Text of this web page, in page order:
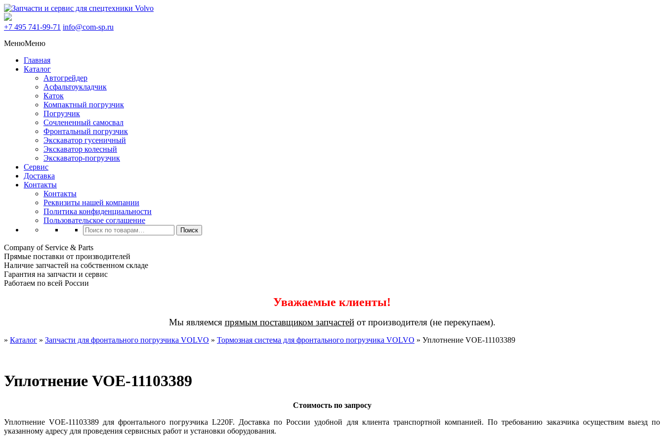
+7 495 741-99-71 info@com-sp.ru
МенюМеню
Главная
Каталог
Автогрейдер
Асфальтоукладчик
Каток
Компактный погрузчик
Погрузчик
Сочлененный самосвал
Фронтальный погрузчик
Экскаватор гусеничный
Экскаватор колесный
Экскаватор-погрузчик
Сервис
Доставка
Контакты
Контакты
Реквизиты нашей компании
Политика конфиденциальности
Пользовательское соглашение
Искать:
Поиск
Company of Service & Parts
Прямые поставки от производителей
Наличие запчастей на собственном складе
Гарантия на запчасти и сервис
Работаем по всей России
Уважаемые клиенты!
Мы являемся прямым поставщиком запчастейот производителя (не перекупаем).
» Каталог » Запчасти для фронтального погрузчика VOLVO » Тормозная система для фронтального погрузчика VOLVO » Уплотнение VOE-11103389
Уплотнение VOE-11103389
Стоимость по запросу
Уплотнение VOE-11103389 для фронтального погрузчика L220F. Доставка по России удобной для клиента транспортной компанией. По требованию заказчика осуществим выезд по
указанному адресу для проведения сервисных работ и установки оборудования.